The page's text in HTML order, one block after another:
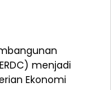
menjadi
Ekonomi